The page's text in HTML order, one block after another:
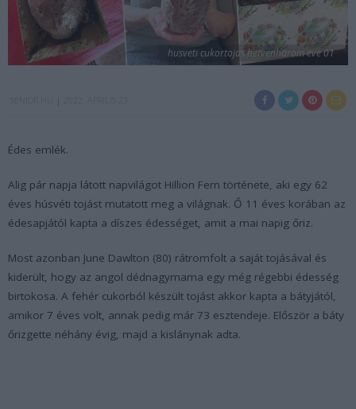
husveti cukortojas hetvenharom eve 01
Édes emlék.
Alig pár napja látott napvilágot Hillion Fern története, aki egy 62
éves húsvéti tojást mutatott meg a világnak. Ő 11 éves korában az
édesapjától kapta a díszes édességet, amit a mai napig őriz.
Most azonban June Dawlton (80) rátromfolt a saját tojásával és
kiderült, hogy az angol dédnagymama egy még régebbi édesség
birtokosa. A fehér cukorból készült tojást akkor kapta a bátyjától,
amikor 7 éves volt, annak pedig már 73 esztendeje. Először a báty
őrizgette néhány évig, majd a kislánynak adta.